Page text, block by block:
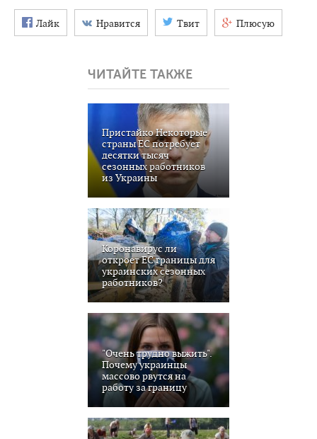
Лайк Нравится Твит Плюсую
ЧИТАЙТЕ ТАКЖЕ
Пристайко Некоторые
страны ЕС потребует
десятки тысяч
сезонных работников
из Украины
Коронавирус ли
откроет ЕС границы для
украинских сезонных
работников?
"Очень трудно выжить".
Почему украинцы
массово рвутся на
работу за границу